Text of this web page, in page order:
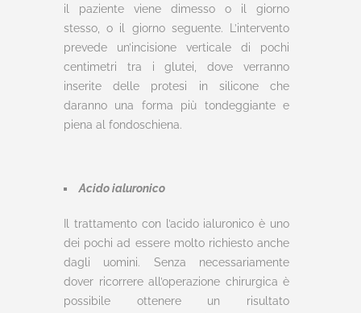
il paziente viene dimesso o il giorno
stesso, o il giorno seguente. L’intervento
prevede un’incisione verticale di pochi
centimetri tra i glutei, dove verranno
inserite delle protesi in silicone che
daranno una forma più tondeggiante e
piena al fondoschiena.
Acido ialuronico
Il trattamento con l’acido ialuronico è uno
dei pochi ad essere molto richiesto anche
dagli uomini. Senza necessariamente
dover ricorrere all’operazione chirurgica è
possibile ottenere un risultato